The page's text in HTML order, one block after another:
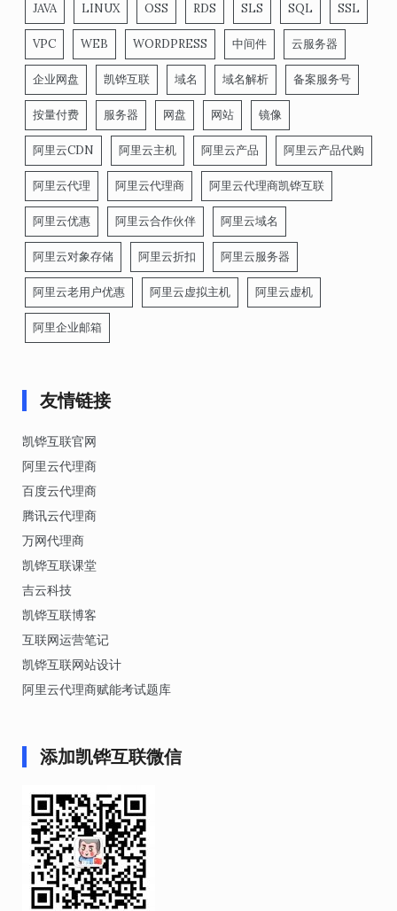
JAVA LINUX OSS RDS SLS SQL SSL
VPC WEB WORDPRESS 中间件 云服务器
企业网盘 凯铧互联 域名 域名解析 备案服务号
按量付费 服务器 网盘 网站 镜像
阿里云CDN 阿里云主机 阿里云产品 阿里云产品代购
阿里云代理 阿里云代理商 阿里云代理商凯铧互联
阿里云优惠 阿里云合作伙伴 阿里云域名
阿里云对象存储 阿里云折扣 阿里云服务器
阿里云老用户优惠 阿里云虚拟主机 阿里云虚机
阿里企业邮箱
友情链接
凯铧互联官网
阿里云代理商
百度云代理商
腾讯云代理商
万网代理商
凯铧互联课堂
吉云科技
凯铧互联博客
互联网运营笔记
凯铧互联网站设计
阿里云代理商赋能考试题库
添加凯铧互联微信